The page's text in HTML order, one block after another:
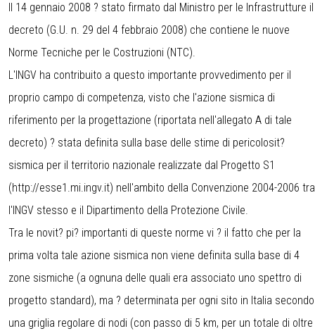
Il 14 gennaio 2008 ? stato firmato dal Ministro per le Infrastrutture il
decreto (G.U. n. 29 del 4 febbraio 2008) che contiene le nuove
Norme Tecniche per le Costruzioni (NTC).
L'INGV ha contribuito a questo importante provvedimento per il
proprio campo di competenza, visto che l'azione sismica di
riferimento per la progettazione (riportata nell'allegato A di tale
decreto) ? stata definita sulla base delle stime di pericolosit?
sismica per il territorio nazionale realizzate dal Progetto S1
(http://esse1.mi.ingv.it) nell'ambito della Convenzione 2004-2006 tra
l'INGV stesso e il Dipartimento della Protezione Civile.
Tra le novit? pi? importanti di queste norme vi ? il fatto che per la
prima volta tale azione sismica non viene definita sulla base di 4
zone sismiche (a ognuna delle quali era associato uno spettro di
progetto standard), ma ? determinata per ogni sito in Italia secondo
una griglia regolare di nodi (con passo di 5 km, per un totale di oltre